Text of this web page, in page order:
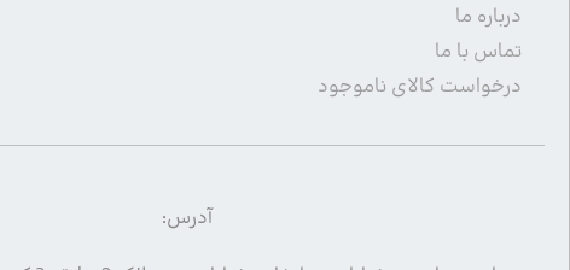
درباره ما
تماس با ما
درخواست کالای ناموجود
آدرس: